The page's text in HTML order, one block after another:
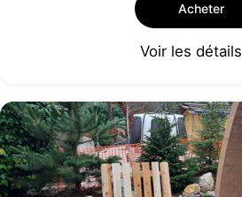
Acheter
Voir les détails